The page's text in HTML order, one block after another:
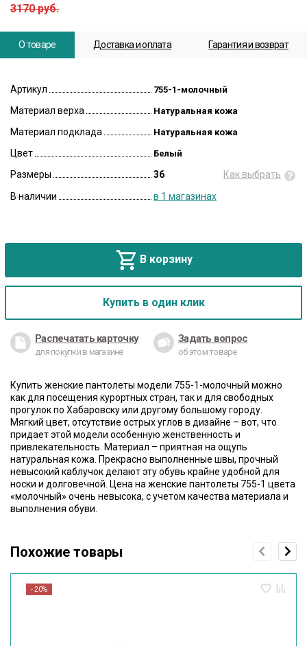
3170 руб.
О товаре Доставка и оплата Гарантия и возврат
Артикул 755-1-молочный
Материал верха Натуральная кожа
Материал подклада Натуральная кожа
Цвет Белый
Размеры 36
Как выбрать
В наличии
в 1 магазинах
В корзину
Купить в один клик
Распечатать карточку
для покупки в магазине
Задать вопрос
об этом товаре
Купить женские пантолеты модели 755-1-молочный можно
как для посещения курортных стран, так и для свободных
прогулок по Хабаровску или другому большому городу.
Мягкий цвет, отсутствие острых углов в дизайне – вот, что
придает этой модели особенную женственность и
привлекательность. Материал – приятная на ощупь
натуральная кожа. Прекрасно выполненные швы, прочный
невысокий каблучок делают эту обувь крайне удобной для
носки и долговечной. Цена на женские пантолеты 755-1 цвета
«молочный» очень невысока, с учетом качества материала и
выполнения обуви.
Похожие товары
- 20%